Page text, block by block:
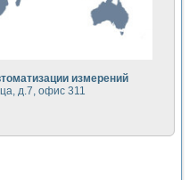
исследования функциональных
создания экономичного
движения макрочастиц в
свойств дисперсных продуктов
сверхпроводящим
NI в курсе экспериментальной
и выпадения осадка в
измерений
д.7, офис 311